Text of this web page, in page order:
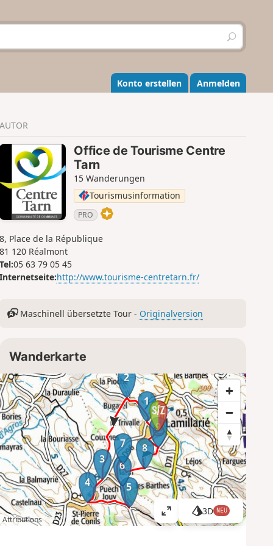
S
u
h
e
n
Konto erstellen Anmelden
AUTOR
Office de Tourisme Centre
Tarn
15 Wanderungen
Tourismusinformation
PRO
8, Place de la République
81 120 Réalmont
Tel:05 63 79 05 45
Internetseite:http://www.tourisme-centretarn.fr/
Maschinell übersetzte Tour - Originalversion
Wanderkarte
1
2
3
4
5
6
7 8
9
Attributions
K
a
3D NEU